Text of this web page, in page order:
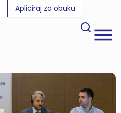
Apliciraj za obuku